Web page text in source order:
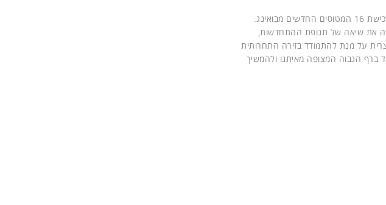
מימון ציין ש-"היום הוא יום חג לאל על, שיאה של תנופת ההתחדשות אותה התחלנו לפני שנה וחצי בעת רכישת 16 המטוסים החדשים מבואינג.
הראשון. הגעתם הצפויה של מטוסי ה-787 החדשים תהווה את שיאה של תנופת ההתחדשות,
על מנת להתמודד בזירה התחרותית
ברף הגבוה המצופה מאיתנו ולהמשיך